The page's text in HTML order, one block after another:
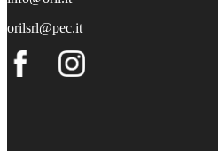
orilsrl@pec.it